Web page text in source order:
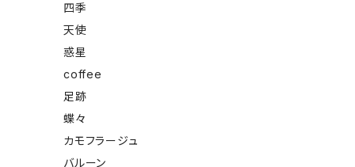
四季
天使
惑星
coffee
足跡
蝶々
カモフラージュ
バルーン